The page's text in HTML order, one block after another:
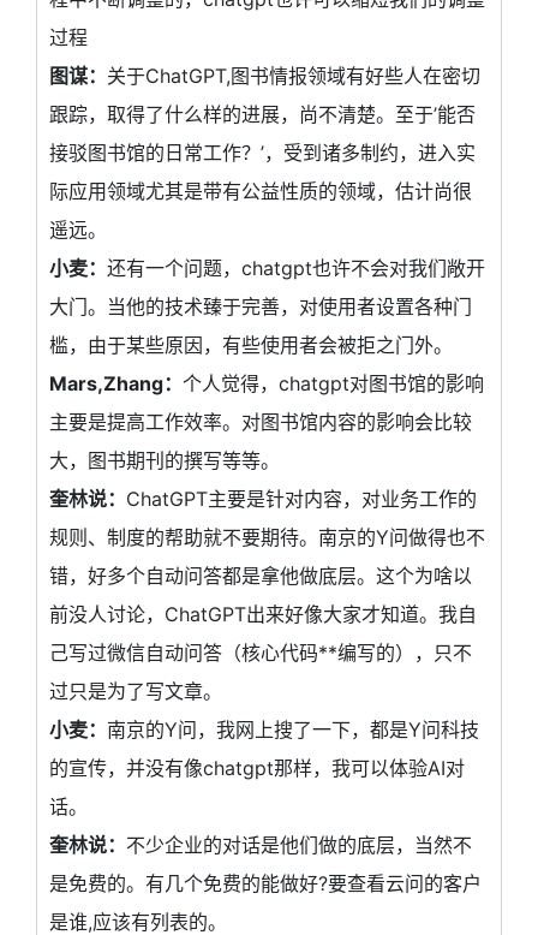
过程
图谋： 关于ChatGPT,图书情报领域有好些人在密切
跟踪，取得了什么样的进展，尚不清楚。至于’能否
接驳图书馆的日常工作？’，受到诸多制约，进入实
际应用领域尤其是带有公益性质的领域，估计尚很
遥远。
小麦： 还有一个问题，chatgpt也许不会对我们敞开
大门。当他的技术臻于完善，对使用者设置各种门
槛，由于某些原因，有些使用者会被拒之门外。
Mars,Zhang： 个人觉得，chatgpt对图书馆的影响
主要是提高工作效率。对图书馆内容的影响会比较
大，图书期刊的撰写等等。
奎林说： ChatGPT主要是针对内容，对业务工作的
规则、制度的帮助就不要期待。南京的Y问做得也不
错，好多个自动问答都是拿他做底层。这个为啥以
前没人讨论，ChatGPT出来好像大家才知道。我自
己写过微信自动问答（核心代码**编写的），只不
过只是为了写文章。
小麦： 南京的Y问，我网上搜了一下，都是Y问科技
的宣传，并没有像chatgpt那样，我可以体验AI对
话。
奎林说： 不少企业的对话是他们做的底层，当然不
是免费的。有几个免费的能做好?要查看云问的客户
是谁,应该有列表的。